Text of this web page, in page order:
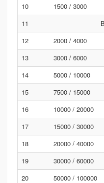
10
1500 / 3000
11
12
2000 / 4000
13
3000 / 6000
14
5000 / 10000
15
7500 / 15000
16
10000 / 20000
17
15000 / 30000
18
20000 / 40000
19
30000 / 60000
20
50000 / 100000